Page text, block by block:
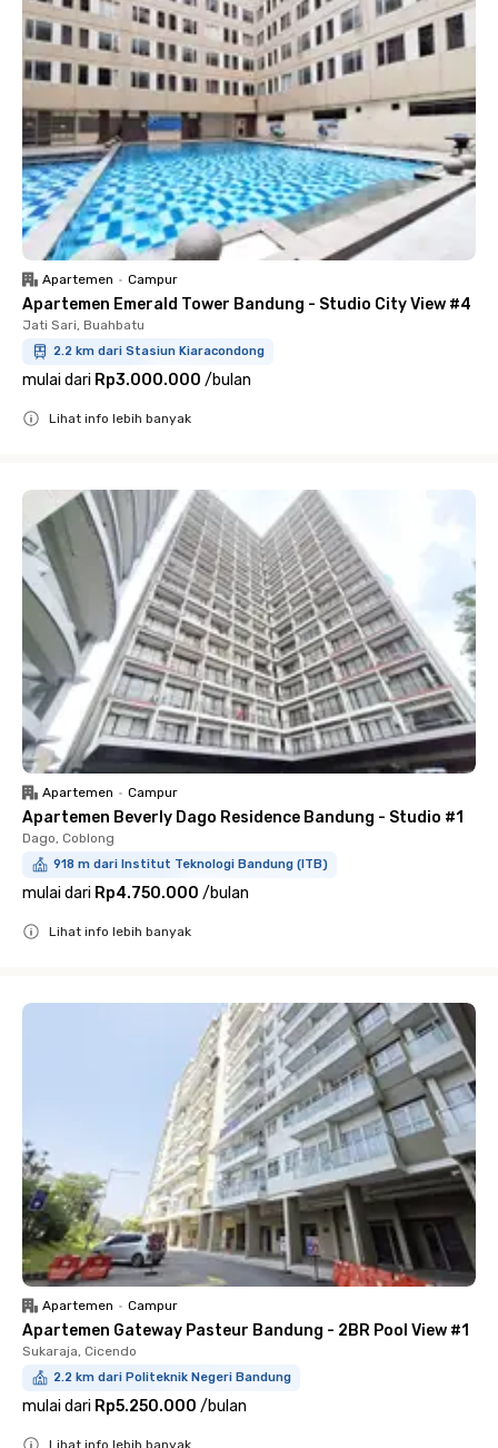
Apartemen • Campur
Apartemen Emerald Tower Bandung - Studio City View #4
Jati Sari, Buahbatu
2.2 km dari Stasiun Kiaracondong
mulai dari Rp3.000.000 /bulan
Lihat info lebih banyak
Apartemen • Campur
Apartemen Beverly Dago Residence Bandung - Studio #1
Dago, Coblong
918 m dari Institut Teknologi Bandung (ITB)
mulai dari Rp4.750.000 /bulan
Lihat info lebih banyak
Apartemen • Campur
Apartemen Gateway Pasteur Bandung - 2BR Pool View #1
Sukaraja, Cicendo
2.2 km dari Politeknik Negeri Bandung
mulai dari Rp5.250.000 /bulan
Lihat info lebih banyak